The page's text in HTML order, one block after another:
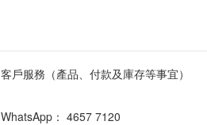
客戶服務（產品、付款及庫存等事宜）
WhatsApp： 4657 7120